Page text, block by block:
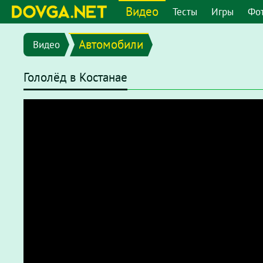
Видео Тесты Игры
Видео Автомобили
Гололёд в Костанае